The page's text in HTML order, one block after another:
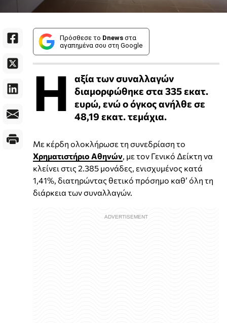
Πρόσθεσε το Dnews στα
αγαπημένα σου στη Google
Η
αξία των συναλλαγών
διαμορφώθηκε στα 335 εκατ.
ευρώ, ενώ ο όγκος ανήλθε σε
48,19 εκατ. τεμάχια.
Με κέρδη ολοκλήρωσε τη συνεδρίαση το
Χρηματιστήριο Αθηνών , με τον Γενικό Δείκτη να
κλείνει στις 2.385 μονάδες, ενισχυμένος κατά
1,41%, διατηρώντας θετικό πρόσημο καθ’ όλη τη
διάρκεια των συναλλαγών.